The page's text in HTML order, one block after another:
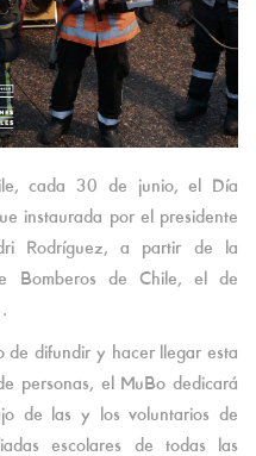
cada 30 de junio, el Día
instaurada por el presidente
Rodríguez, a partir de la
Bomberos de Chile, el de
de difundir y hacer llegar esta
personas, el MuBo dedicará
de las y los voluntarios de
escolares de todas las